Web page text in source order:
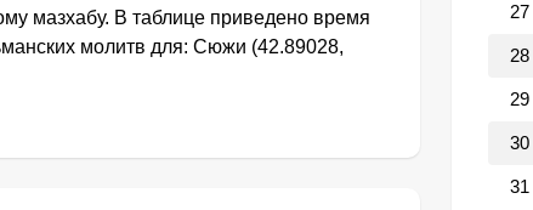
мазхабу. В таблице приведено время
молитв для: Сюжи (42.89028,
27
28
29
30
31